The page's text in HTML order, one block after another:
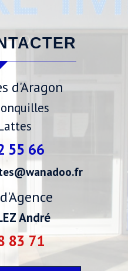
d'Aragon
55 66
André
83 71